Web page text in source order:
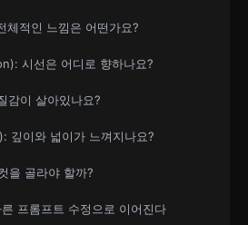
적인 느낌은 어떤가요?
시선은 어디로 향하나요?
감이 살아있나요?
깊이와 넓이가 느껴지나요?
을 골라야 할까?
프롬프트 수정으로 이어진다